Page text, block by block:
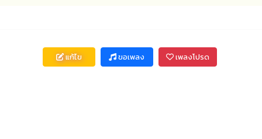
แก้ไข ขอเพลง เพลงโปรด